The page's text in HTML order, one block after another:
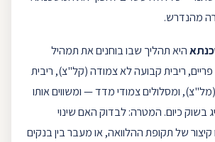
מהנדרש.
היא תהליך שבו בוחנים את תמהיל
פריים, ריבית קבועהלא צמודה (קל"צ), ריבית
מל"צ), ומסלולים צמודי מדד — ומשווים אותו
בשוק כיום. המטרה: לבדוק האם שינוי
של תקופת ההלוואה, או מעבר בין בנקים